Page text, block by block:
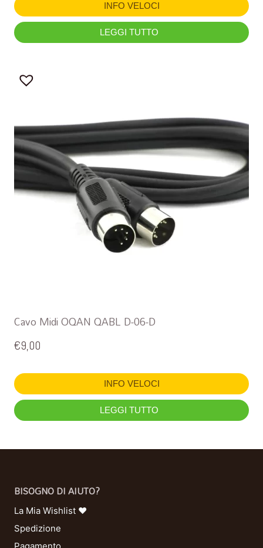
INFO VELOCI
LEGGI TUTTO
Cavo Midi OQAN QABL D-06-D
€9,00
INFO VELOCI
LEGGI TUTTO
BISOGNO DI AIUTO?
La Mia Wishlist ❤
Spedizione